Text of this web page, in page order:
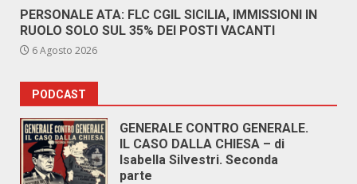
PERSONALE ATA: FLC CGIL SICILIA, IMMISSIONI IN
RUOLO SOLO SUL 35% DEI POSTI VACANTI
6 Agosto 2026
PODCAST
GENERALE CONTRO GENERALE.
IL CASO DALLA CHIESA – di
Isabella Silvestri. Seconda
parte